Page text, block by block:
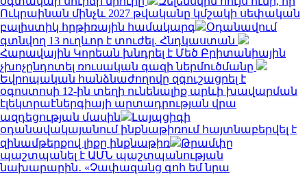
Ուկրաինան մինչև 2027 թվականը կմշակի սեփական
բալիստիկ հրթիռային համակարգ
Օդանավում
գտնվող 13 ուղևոր է տուժել. Հնդկաստան
Հարավային Կորեան խնդրել է Մեծ Բրիտանիային
չխոչընդոտել ռուսական գազի ներմուծմանը
Եվրոպական հանձնաժողովը զգուշացրել է
օգոստոսի 12-ին տեղի ունենալիք արևի խավարման
էլեկտրաէներգիայի արտադրության վրա
ազդեցության մասին
Լայպցիգի
օդանավակայանում ինքնաթիռում հայտնաբերվել է
զինամթերքով լիքը ինքնաթիռ
Թրամփը
պաշտպանել է ԱՄՆ պաշտպանության
նախարարին․ «Չափազանց գոհ եմ նրա